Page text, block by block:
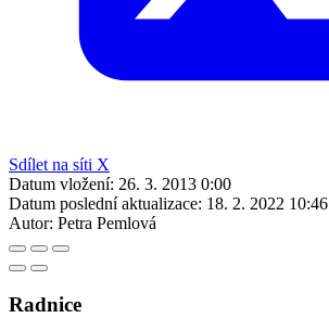
Sdílet na síti X
Datum vložení: 26. 3. 2013 0:00
Datum poslední aktualizace: 18. 2. 2022 10:46
Autor: Petra Pemlová
Radnice